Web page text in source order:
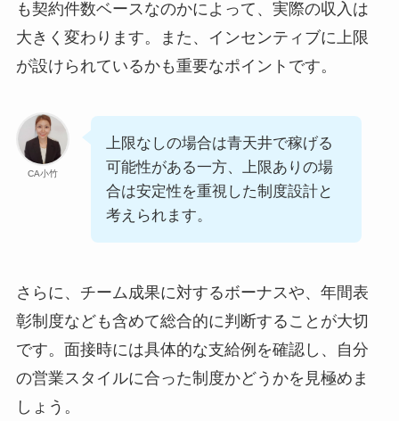
も契約件数ベースなのかによって、実際の収入は
大きく変わります。また、インセンティブに上限
が設けられているかも重要なポイントです。
CA小竹
上限なしの場合は青天井で稼げる
可能性がある一方、上限ありの場
合は安定性を重視した制度設計と
考えられます。
さらに、チーム成果に対するボーナスや、年間表
彰制度なども含めて総合的に判断することが大切
です。面接時には具体的な支給例を確認し、自分
の営業スタイルに合った制度かどうかを見極めま
しょう。